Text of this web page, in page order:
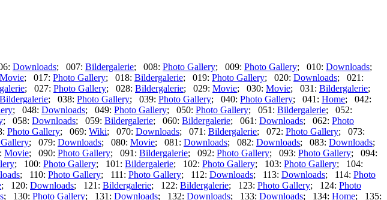
Downloads; 007: Bildergalerie; 008: Photo Gallery; 009: Photo Gallery; 010: Downloads;
Movie; 017: Photo Gallery; 018: Bildergalerie; 019: Photo Gallery; 020: Downloads; 021:
; 027: Photo Gallery; 028: Bildergalerie; 029: Movie; 030: Movie; 031: Bildergalerie;
Bildergalerie; 038: Photo Gallery; 039: Photo Gallery; 040: Photo Gallery; 041: Home; 042:
; 048: Downloads; 049: Photo Gallery; 050: Photo Gallery; 051: Bildergalerie; 052:
; 058: Downloads; 059: Bildergalerie; 060: Bildergalerie; 061: Downloads; 062: Photo
Photo Gallery; 069: Wiki; 070: Downloads; 071: Bildergalerie; 072: Photo Gallery; 073:
; 079: Downloads; 080: Movie; 081: Downloads; 082: Downloads; 083: Downloads;
Movie; 090: Photo Gallery; 091: Bildergalerie; 092: Photo Gallery; 093: Photo Gallery; 094:
; 100: Photo Gallery; 101: Bildergalerie; 102: Photo Gallery; 103: Photo Gallery; 104:
; 110: Photo Gallery; 111: Photo Gallery; 112: Downloads; 113: Downloads; 114: Photo
; 120: Downloads; 121: Bildergalerie; 122: Bildergalerie; 123: Photo Gallery; 124: Photo
; 130: Photo Gallery; 131: Downloads; 132: Downloads; 133: Downloads; 134: Home; 135: